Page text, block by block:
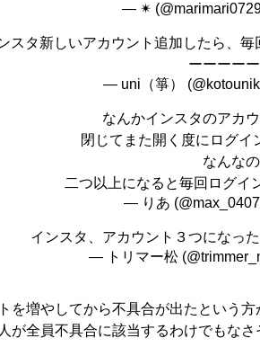
— ✴︎
スタ新しいアカウント追加したら、
ーーーー
— uni（箏）
なんかインスタのアカ
閉じてまた開く度にログ
なんな
二つ以上になると毎回ログイ
— りあ
インスタ、アカウント３つになっ
— トリマー松
を増やしてから不具合が出たという
が全員不具合に該当するわけでもなさ